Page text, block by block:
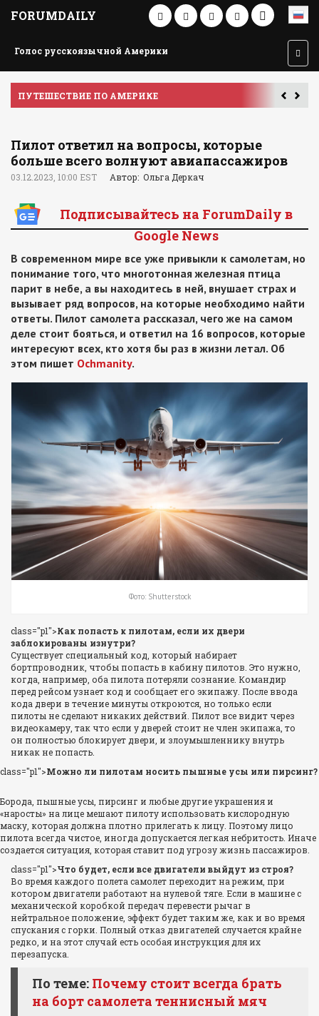
FORUMDAILY
Голос русскоязычной Америки
ПУТЕШЕСТВИЕ ПО АМЕРИКЕ
Пилот ответил на вопросы, которые
больше всего волнуют авиапассажиров
03.12.2023, 10:00 EST Автор: Ольга Деркач
Подписывайтесь на ForumDaily в
Google News
В современном мире все уже привыкли к самолетам, но
понимание того, что многотонная железная птица
парит в небе, а вы находитесь в ней, внушает страх и
вызывает ряд вопросов, на которые необходимо найти
ответы. Пилот самолета рассказал, чего же на самом
деле стоит бояться, и ответил на 16 вопросов, которые
интересуют всех, кто хотя бы раз в жизни летал. Об
этом пишет Ochmanity.
Фото: Shutterstock
class="p1">Как попасть к пилотам, если их двери
заблокированы изнутри?
Существует специальный код, который набирает
бортпроводник, чтобы попасть в кабину пилотов. Это нужно,
когда, например, оба пилота потеряли сознание. Командир
перед рейсом узнает код и сообщает его экипажу. После ввода
кода двери в течение минуты откроются, но только если
пилоты не сделают никаких действий. Пилот все видит через
видеокамеру, так что если у дверей стоит не член экипажа, то
он полностью блокирует двери, и злоумышленнику внутрь
никак не попасть.
class="p1">Можно ли пилотам носить пышные усы или пирсинг?
Борода, пышные усы, пирсинг и любые другие украшения и
«наросты» на лице мешают пилоту использовать кислородную
маску, которая должна плотно прилегать к лицу. Поэтому лицо
пилота всегда чистое, иногда допускается легкая небритость. Иначе
создается ситуация, которая ставит под угрозу жизнь пассажиров.
class="p1">Что будет, если все двигатели выйдут из строя?
Во время каждого полета самолет переходит на режим, при
котором двигатели работают на нулевой тяге. Если в машине с
механической коробкой передач перевести рычаг в
нейтральное положение, эффект будет таким же, как и во время
спускания с горки. Полный отказ двигателей случается крайне
редко, и на этот случай есть особая инструкция для их
перезапуска.
По теме: Почему стоит всегда брать
на борт самолета теннисный мяч